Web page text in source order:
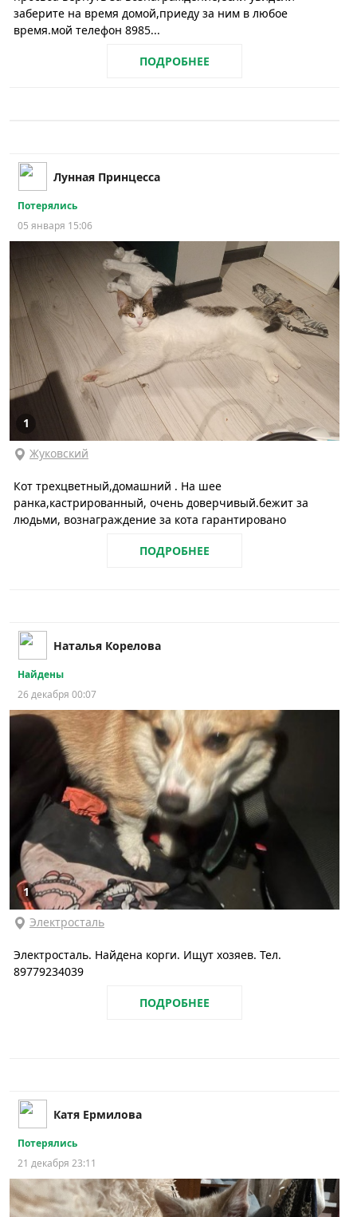
заберите на время домой,приеду за ним в любое
время.мой телефон 8985...
ПОДРОБНЕЕ
Лунная Принцесса
Потерялись
05 января 15:06
1
Жуковский
Кот трехцветный,домашний . На шее
ранка,кастрированный, очень доверчивый.бежит за
людьми, вознаграждение за кота гарантировано
ПОДРОБНЕЕ
Наталья Корелова
Найдены
26 декабря 00:07
1
Электросталь
Электросталь. Найдена корги. Ищут хозяев. Тел.
89779234039
ПОДРОБНЕЕ
Катя Ермилова
Потерялись
21 декабря 23:11